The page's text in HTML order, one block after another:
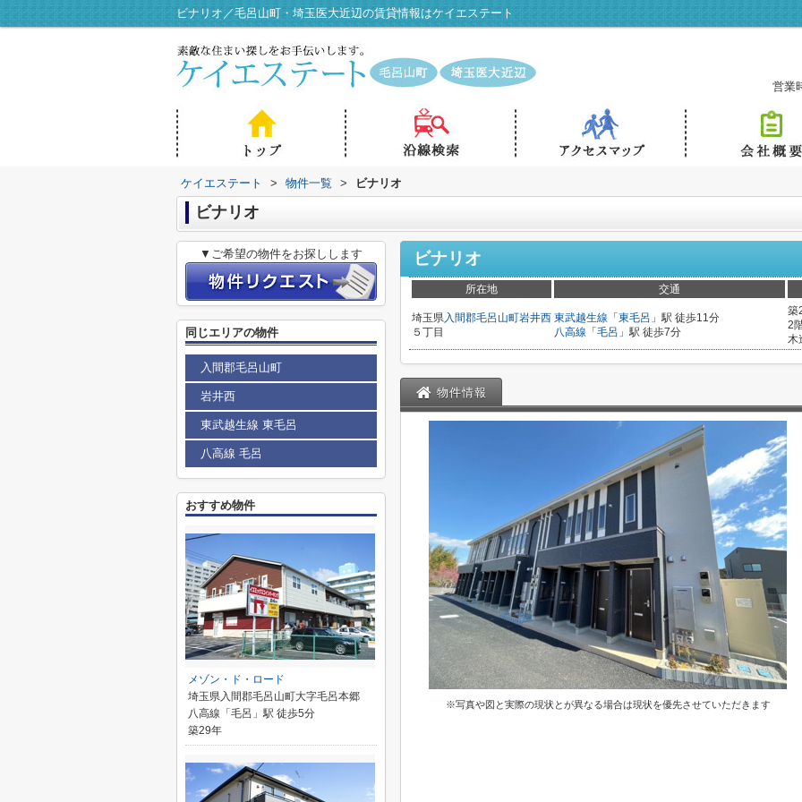
ビナリオ／毛呂山町・埼玉医大近辺の賃貸情報はケイエステート
営業
ケイエステート > 物件一覧 > ビナリオ
ビナリオ
ビナリオ
所在地 交通
埼玉県入間郡毛呂山町岩井西
５丁目
東武越生線 「 東毛呂 」駅 徒歩11分
八高線 「 毛呂 」駅 徒歩7分
築
2
木
物件情報
※写真や図と実際の現状とが異なる場合は現状を優先させていただきます
▼ご希望の物件をお探しします
同じエリアの物件
入間郡毛呂山町
岩井西
東武越生線 東毛呂
八高線 毛呂
おすすめ物件
メゾン・ド・ロード
埼玉県入間郡毛呂山町大字毛呂本郷
八高線「毛呂」駅 徒歩5分
築29年